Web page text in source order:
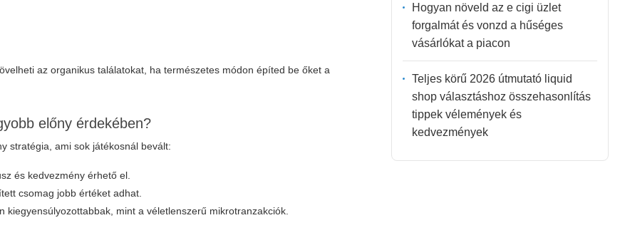
az organikus találatokat, ha természetes módon építed be őket a
előny érdekében?
stratégia, ami sok játékosnál bevált:
és kedvezmény érhető el.
csomag jobb értéket adhat.
mint a véletlenszerű mikrotranzakciók.
Hogyan növeld az e cigi üzlet
forgalmát és vonzd a hűséges
vásárlókat a piacon
Teljes körű 2026 útmutató liquid
shop választáshoz összehasonlítás
tippek vélemények és
kedvezmények